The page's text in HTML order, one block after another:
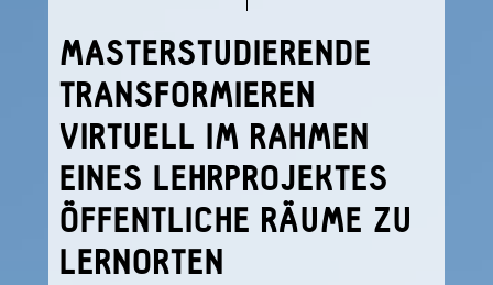
MASTERSTUDIERENDE
TRANSFORMIEREN
VIRTUELL IM RAHMEN
EINES LEHRPROJEKTES
ÖFFENTLICHE RÄUME ZU
LERNORTEN